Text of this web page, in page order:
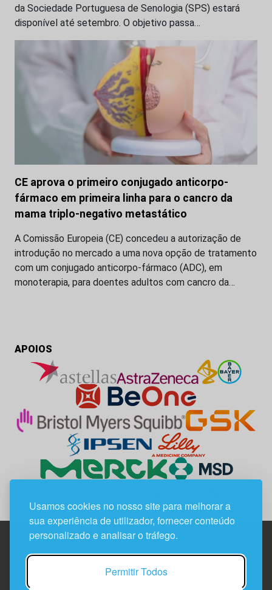
Usamos cookies no nosso site para melhorar a
sua experiência de utilizador, fornecer conteúdo
personalizado e analisar o tráfego.
Permitir Todos
da Sociedade Portuguesa de Senologia (SPS) estará
disponível até setembro. O objetivo passa…
CE aprova o primeiro conjugado anticorpo-
fármaco em primeira linha para o cancro da
mama triplo-negativo metastático
A Comissão Europeia (CE) concedeu a autorização de
introdução no mercado a uma nova opção de tratamento
com um conjugado anticorpo-fármaco (ADC), em
monoterapia, para doentes adultos com cancro da…
APOIOS
Edif. Lisboa Oriente | Av. Infante D. Henrique, n.º 333H, esc.
1800-282 Lisboa | Portugal